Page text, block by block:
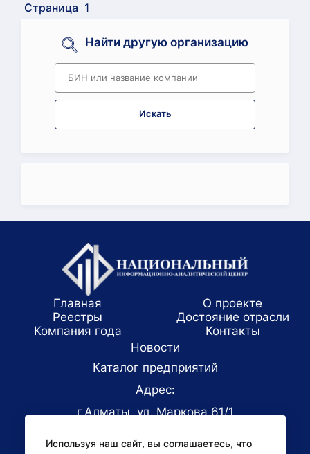
Страница 1
Найти другую организацию
Искать
Используя наш сайт, вы соглашаетесь, что
Главная
О проекте
Реестры
Достояние отрасли
Компания года
Koнтaкты
Новости
Каталог предприятий
Адрес:
г.Алматы, ул. Маркова 61/1